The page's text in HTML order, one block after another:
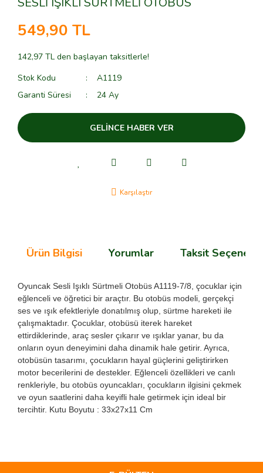
549,90 TL
142,97 TL den başlayan taksitlerle!
Stok Kodu
A1119
Garanti Süresi
24 Ay
GELİNCE HABER VER
Karşılaştır
Ürün Bilgisi Yorumlar Taksit
Oyuncak Sesli Işıklı Sürtmeli Otobüs A1119-7/8, çocuklar için
eğlenceli ve öğretici bir araçtır. Bu otobüs modeli, gerçekçi
ses ve ışık efektleriyle donatılmış olup, sürtme hareketi ile
çalışmaktadır. Çocuklar, otobüsü iterek hareket
ettirdiklerinde, araç sesler çıkarır ve ışıklar yanar, bu da
onların oyun deneyimini daha dinamik hale getirir. Ayrıca,
otobüsün tasarımı, çocukların hayal güçlerini geliştirirken
motor becerilerini de destekler. Eğlenceli özellikleri ve canlı
renkleriyle, bu otobüs oyuncakları, çocukların ilgisini çekmek
ve oyun saatlerini daha keyifli hale getirmek için ideal bir
tercihtir. Kutu Boyutu : 33x27x11 Cm
kullanarak tarafımıza iletebilirsiniz.